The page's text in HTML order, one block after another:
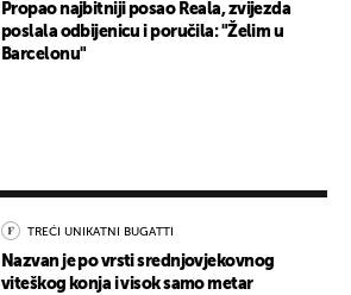
Propao najbitniji posao Reala, zvijezda
poslala odbijenicu i poručila: "Želim u
Barcelonu"
TREĆI UNIKATNI BUGATTI
Nazvan je po vrsti srednjovjekovnog
viteškog konja i visok samo metar